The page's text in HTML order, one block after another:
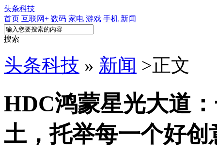
头条科技
首页 互联网+ 数码 家电 游戏 手机 新闻
搜索
头条科技 » 新闻 >正文
HDC鸿蒙星光大道
土，托举每一个好创